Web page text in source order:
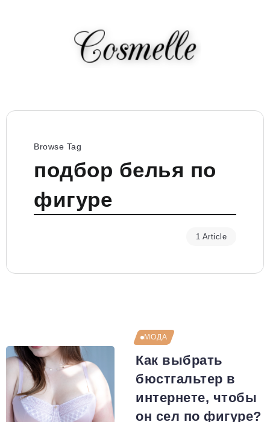
Browse Tag
подбор белья по
фигуре
1 Article
МОДА
Как выбрать
бюстгальтер в
интернете, чтобы
он сел по фигуре?